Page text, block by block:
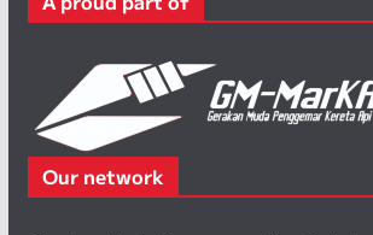
Our network